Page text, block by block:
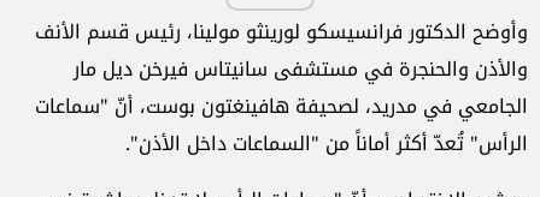
وأوضح الدكتور فرانسيسكو لورينثو مولينا، رئيس قسم الأنف
والأذن والحنجرة في مستشفى سانيتاس فيرخن ديل مار
الجامعي في مدريد، لصحيفة هافينغتون بوست، أنّ "سماعات
الرأس" تُعدّ أكثر أماناً من "السماعات داخل الأذن".